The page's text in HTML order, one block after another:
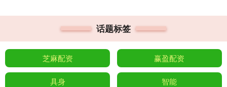
话题标签
芝麻配资 赢盈配资
具身 智能